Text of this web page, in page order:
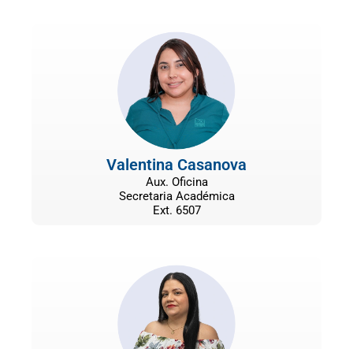
Valentina Casanova
Aux. Oficina
Secretaria Académica
Ext. 6507